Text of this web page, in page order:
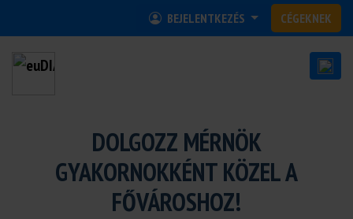
BEJELENTKEZÉS CÉGEKNEK
DOLGOZZ MÉRNÖK
GYAKORNOKKÉNT KÖZEL A
FŐVÁROSHOZ!